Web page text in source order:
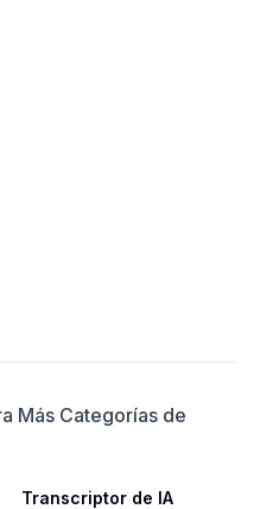
Más Categorías de
Transcriptor de IA